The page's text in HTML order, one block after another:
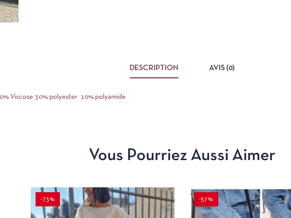
DESCRIPTION AVIS (0)
Viscose 30% polyester 10% polyamide
Vous Pourriez Aussi Aimer
-73% -57%